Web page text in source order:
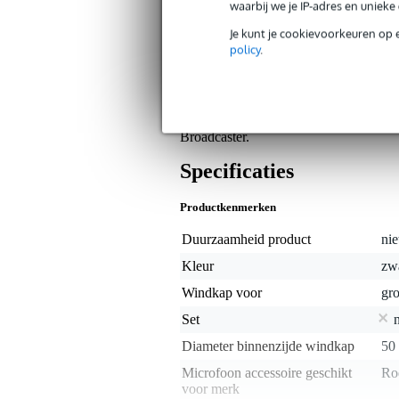
waarbij we je IP-adres en
Je kunt je cookievoorkeuren
policy.
Op dit product krijg je alleen garantie op
Broadcaster.
Specificaties
Productkenmerken
Duurzaamheid product
Kleur
Windkap voor
Set
Diameter binnenzijde windkap
50
Microfoon accessoire geschikt
voor merk